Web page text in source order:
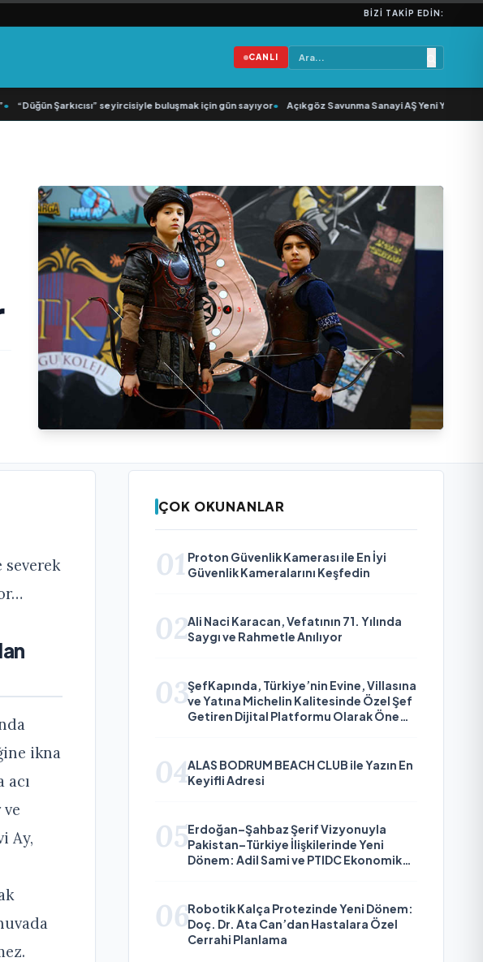
BIZI TAKIP EDIN:
CANLI
“Düğün Şarkıcısı” seyircisiyle buluşmak için gün sayıyor• Açıkgöz Savunma Sanayi AŞ Yeni Yönetim
ikna
Ay,
ÇOK OKUNANLAR
01 Proton Güvenlik Kamerası ile En İyi
Güvenlik Kameralarını Keşfedin
02Ali Naci Karacan, Vefatının 71. Yılında
Saygı ve Rahmetle Anılıyor
03ŞefKapında, Türkiye’nin Evine, Villasına
ve Yatına Michelin Kalitesinde Özel Şef
Getiren Dijital Platformu Olarak Öne
04ALAS BODRUM BEACH CLUB ile Yazın En
Keyifli Adresi
05Erdoğan–Şahbaz Şerif Vizyonuyla
Pakistan–Türkiye İlişkilerinde Yeni
Dönem: Adil Sami ve PTIDC Ekonomik
06Robotik Kalça Protezinde Yeni Dönem:
Doç. Dr. Ata Can’dan Hastalara Özel
Cerrahi Planlama